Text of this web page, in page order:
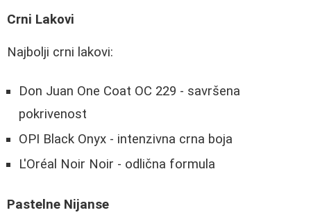
Crni Lakovi
Najbolji crni lakovi:
Don Juan One Coat OC 229 - savršena
pokrivenost
OPI Black Onyx - intenzivna crna boja
L'Oréal Noir Noir - odlična formula
Pastelne Nijanse